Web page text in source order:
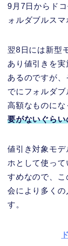
9月7日からド
ォルダブルス
翌8日には新型
あり値引きを
あるのですが
でにフォルダ
高額なものにな
要がないぐら
値引き対象モ
ホとして使っ
すめなので、
会により多くの
す。